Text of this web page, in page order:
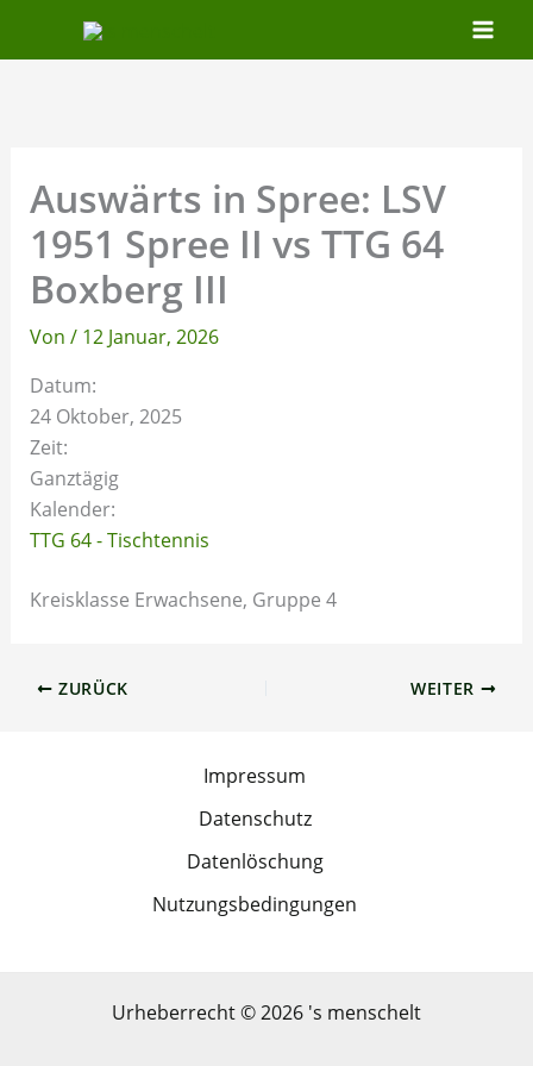
Auswärts in Spree: LSV
1951 Spree II vs TTG 64
Boxberg III
Von / 12 Januar, 2026
Datum:
24 Oktober, 2025
Zeit:
Ganztägig
Kalender:
TTG 64 - Tischtennis
Kreisklasse Erwachsene, Gruppe 4
ZURÜCK WEITER
Impressum
Datenschutz
Datenlöschung
Nutzungsbedingungen
Urheberrecht © 2026 's menschelt